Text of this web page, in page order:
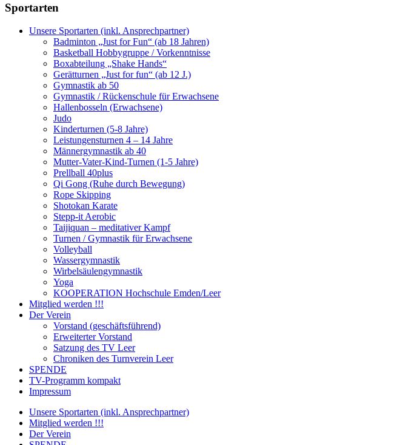
Sportarten
Unsere Sportarten (inkl. Ansprechpartner)
Badminton „Just for Fun“ (ab 18 Jahren)
Basketball Hobbygruppe / Vorkenntnisse
Boxabteilung „Shake Hands“
Gerätturnen „Just for fun“ (ab 12 J.)
Gymnastik ab 50
Gymnastik / Rückenschule für Erwachsene
Hallenbosseln (Erwachsene)
Judo
Kinderturnen (5-8 Jahre)
Leistungensturnen 4 – 14 Jahre
Männergymnastik ab 40
Mutter-Vater-Kind-Turnen (1-5 Jahre)
Prellball 40plus
Qi Gong (Ruhe durch Bewegung)
Rope Skipping
Shotokan Karate
Stepp-it Aerobic
Taijiquan – meditativer Kampf
Turnen / Gymnastik für Erwachsene
Volleyball
Wassergymnastik
Wirbelsäulengymnastik
Yoga
KOOPERATION Hochschule Emden/Leer
Mitglied werden !!!
Der Verein
Vorstand (geschäftsführend)
Erweiterter Vorstand
Satzung des TV Leer
Chroniken des Turnverein Leer
SPENDE
TV-Programm kompakt
Impressum
Unsere Sportarten (inkl. Ansprechpartner)
Mitglied werden !!!
Der Verein